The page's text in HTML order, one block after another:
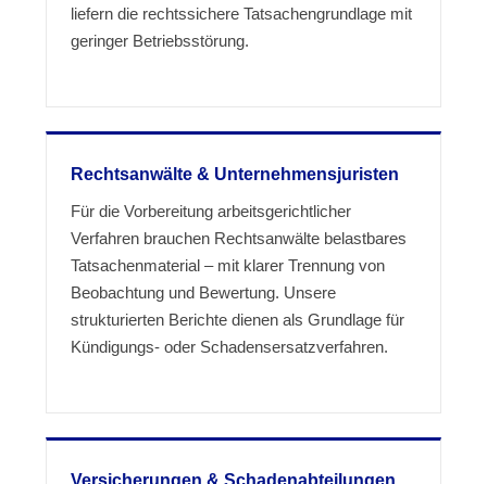
liefern die rechtssichere Tatsachengrundlage mit
geringer Betriebsstörung.
Rechtsanwälte & Unternehmensjuristen
Für die Vorbereitung arbeitsgerichtlicher
Verfahren brauchen Rechtsanwälte belastbares
Tatsachenmaterial – mit klarer Trennung von
Beobachtung und Bewertung. Unsere
strukturierten Berichte dienen als Grundlage für
Kündigungs- oder Schadensersatzverfahren.